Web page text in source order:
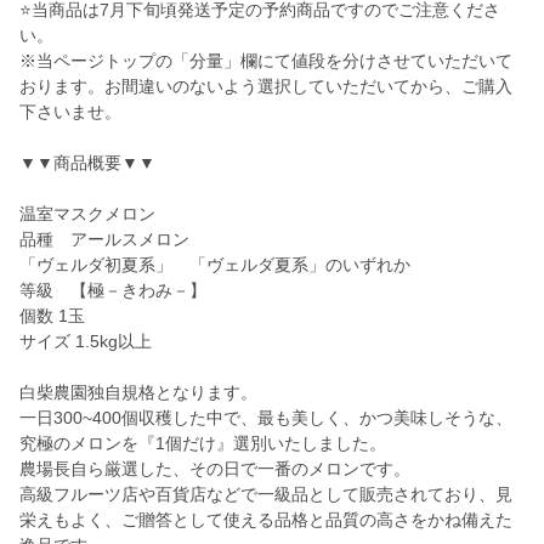
⭐️当商品は7月下旬頃発送予定の予約商品ですのでご注意くださ
い。
※当ページトップの「分量」欄にて値段を分けさせていただいて
おります。お間違いのないよう選択していただいてから、ご購入
下さいませ。
▼▼商品概要▼▼
温室マスクメロン
品種 アールスメロン
「ヴェルダ初夏系」 「ヴェルダ夏系」のいずれか
等級 【極－きわみ－】
個数 1玉
サイズ 1.5kg以上
白柴農園独自規格となります。
一日300~400個収穫した中で、最も美しく、かつ美味しそうな、
究極のメロンを『1個だけ』選別いたしました。
農場長自ら厳選した、その日で一番のメロンです。
高級フルーツ店や百貨店などで一級品として販売されており、見
栄えもよく、ご贈答として使える品格と品質の高さをかね備えた